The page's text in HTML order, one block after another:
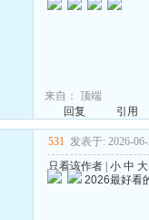
来自： 顶端
回复
引用
531 发表于: 2026-
只看该作者| 小 中 大
2026最好看